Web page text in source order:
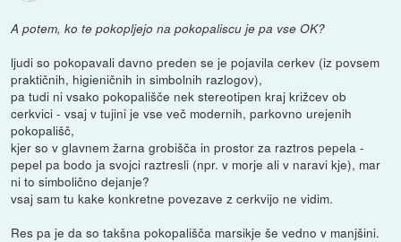
A potem, ko te pokopljejo na pokopaliscu je pa vse OK?
ljudi so pokopavali davno preden se je pojavila cerkev (iz povsem
praktičnih, higieničnih in simbolnih razlogov),
pa tudi ni vsako pokopališče nek stereotipen kraj križcev ob
cerkvici - vsaj v tujini je vse več modernih, parkovno urejenih
pokopališč,
kjer so v glavnem žarna grobišča in prostor za raztros pepela -
pepel pa bodo ja svojci raztresli (npr. v morje ali v naravi kje), mar
ni to simbolično dejanje?
vsaj sam tu kake konkretne povezave z cerkvijo ne vidim.
Res pa je da so takšna pokopališča marsikje še vedno v manjšini.